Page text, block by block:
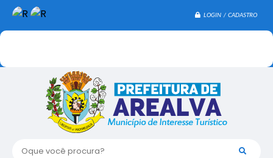
LOGIN / CADASTRO
Oque você procura?